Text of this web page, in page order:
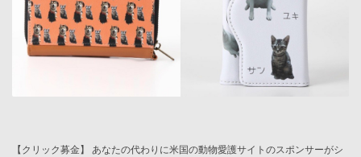
【クリック募金】 あなたの代わりに米国の動物愛護サイトのスポンサーがシ